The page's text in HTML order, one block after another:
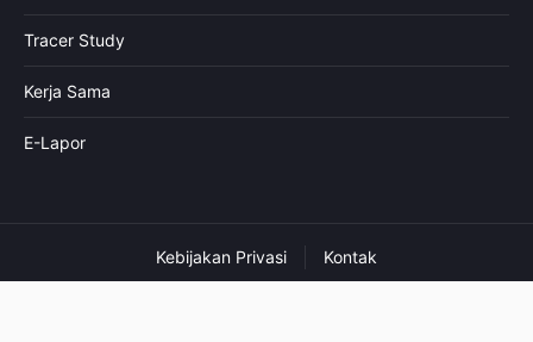
Tracer Study
Kerja Sama
E-Lapor
Kebijakan Privasi Kontak